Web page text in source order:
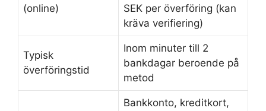
(online)
SEK per överföring (kan
kräva verifiering)
Typisk
överföringstid
Inom minuter till 2
bankdagar beroende på
metod
Bankkonto, kreditkort,